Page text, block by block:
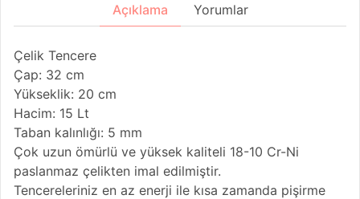
Açıklama Yorumlar
Çelik Tencere
Çap: 32 cm
Yükseklik: 20 cm
Hacim: 15 Lt
Taban kalınlığı: 5 mm
Çok uzun ömürlü ve yüksek kaliteli 18-10 Cr-Ni
paslanmaz çelikten imal edilmiştir.
Tencereleriniz en az enerji ile kısa zamanda pişirme